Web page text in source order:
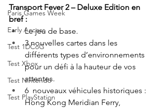
Paris Games Week
Early Access
Test 1DCoG
Test Xbox
Test Nintendo
Test PlayStation
Transport Fever 2 – Deluxe Edition en
bref :
Le jeu de base.
3 nouvelles cartes dans les
différents types d’environnements
pour un défi à la hauteur de vos
attentes.
6  nouveaux véhicules historiques :
Hong Kong Meridian Ferry,